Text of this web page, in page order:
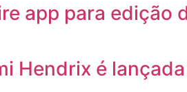
app para edição
Hendrix é